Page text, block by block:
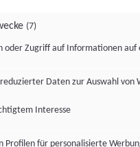
(7)
oder Zugriff auf Informationen auf
Daten zur Auswahl von
Interesse
Profilen für personalisierte